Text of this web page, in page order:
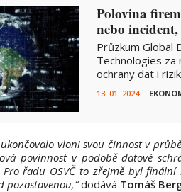
Polovina
nebo
Průzkum Global
Technologies
ochrany dat i
13. 01. 2024
vloni svou činnost v
povinnost v podobě datové
řadu OSVČ to zřejmě byl
dodává Tomáš